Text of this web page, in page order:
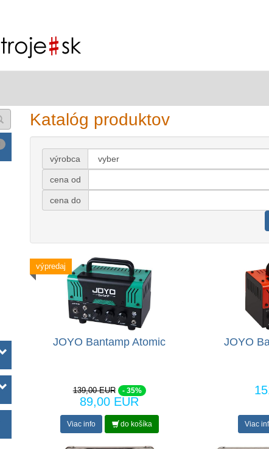
Katalóg produktov
výrobca
cena od
cena do
výpredaj
JOYO Bantamp Atomic
139,00 EUR - 35%
89,00 EUR
Viac info do košíka
JOYO
Viac